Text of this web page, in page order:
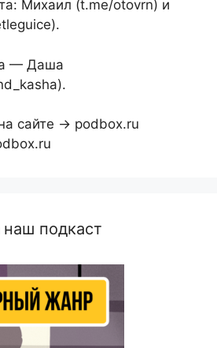
Михаил (t.me/otovrn) и
— Даша
сайте → podbox.ru
подкаст